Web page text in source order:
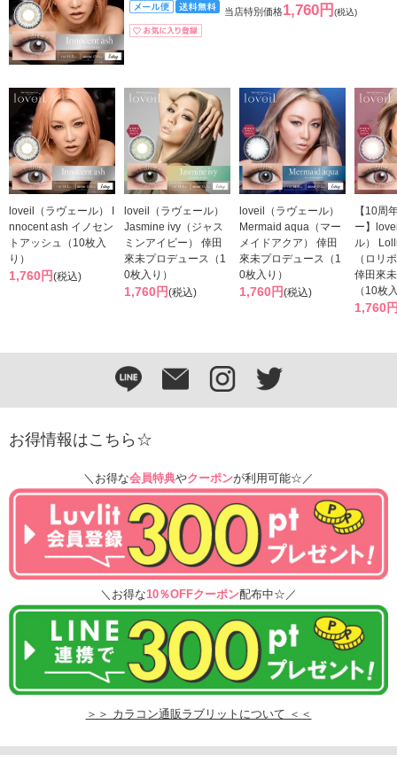
当店特別価格1,760円 (税込)
loveil（ラヴェール） I
nnocent ash イノセン
トアッシュ（10枚入
り）
1,760円(税込)
loveil（ラヴェール）
Jasmine ivy（ジャス
ミンアイビー） 倖田
來未プロデュース（1
0枚入り）
1,760円(税込)
loveil（ラヴェール）
Mermaid aqua（マー
メイドアクア） 倖田
來未プロデュース（1
0枚入り）
1,760円(税込)
【10周
ー】
ル）
（ロリ
倖田來
（10枚
1,760
お得情報はこちら☆
＼お得な会員特典やクーポンが利用可能☆／
＼お得な10％OFFクーポン配布中☆／
＞＞ カラコン通販ラブリットについて ＜＜